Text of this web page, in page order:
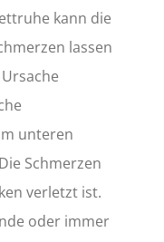
kann die
lassen
unteren
Schmerzen
verletzt ist.
oder immer